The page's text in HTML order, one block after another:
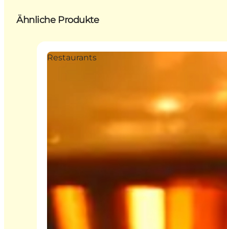
Ähnliche Produkte
Restaurants